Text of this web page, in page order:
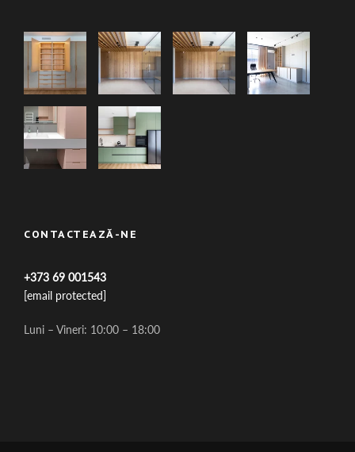
CONTACTEAZĂ-NE
+373 69 001543
[email protected]
Luni – Vineri: 10:00 – 18:00